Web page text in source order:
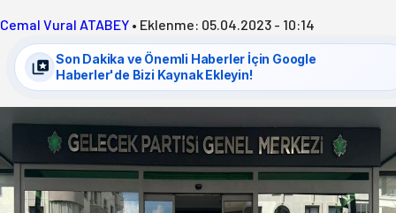
Cemal Vural ATABEY • Eklenme: 05.04.2023 - 10:14
Son Dakika ve Önemli Haberler İçin Google
Haberler'de Bizi Kaynak Ekleyin!